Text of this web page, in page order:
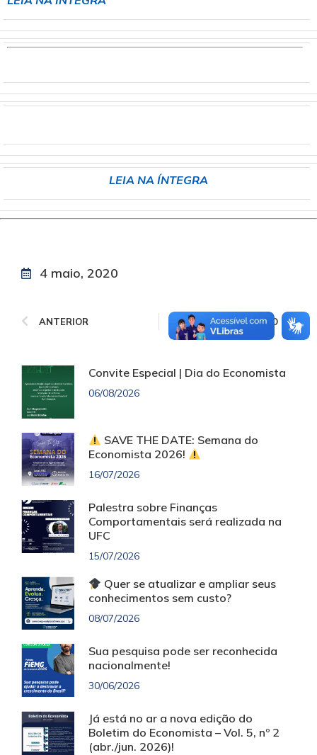
LEIA NA ÍNTEGRA
4 maio, 2020
ANTERIOR PRÓXIMO
Convite Especial | Dia do Economista
06/08/2026
SAVE THE DATE: Semana do
Economista 2026!
16/07/2026
Palestra sobre Finanças
Comportamentais será realizada na
UFC
15/07/2026
Quer se atualizar e ampliar seus
conhecimentos sem custo?
08/07/2026
Sua pesquisa pode ser reconhecida
nacionalmente!
30/06/2026
Já está no ar a nova edição do
Boletim do Economista – Vol. 5, nº 2
(abr./jun. 2026)!